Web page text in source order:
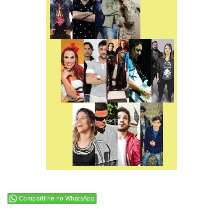
Compartilhe no WhatsApp